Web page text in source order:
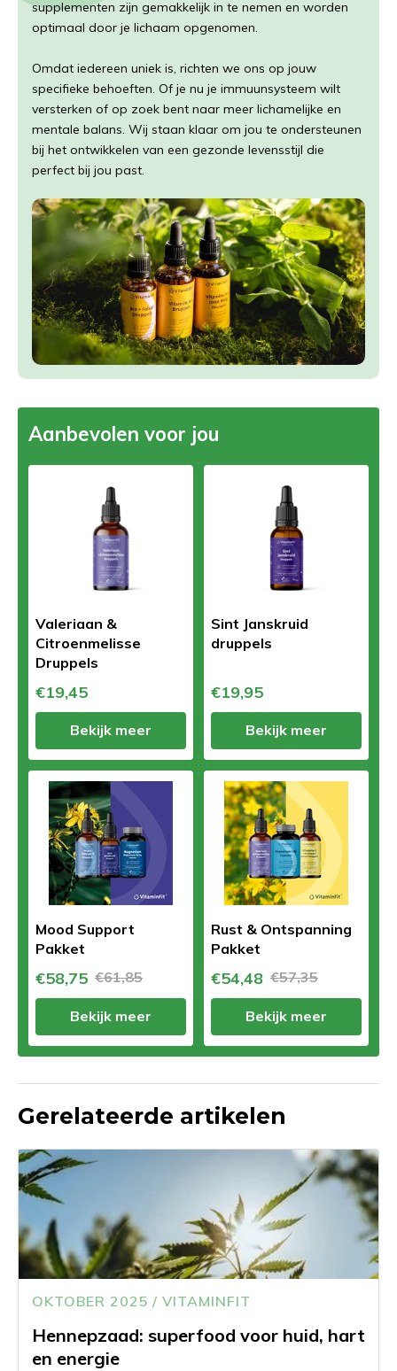
supplementen zijn gemakkelijk in te nemen en worden
optimaal door je lichaam opgenomen.
Omdat iedereen uniek is, richten we ons op jouw
specifieke behoeften. Of je nu je immuunsysteem wilt
versterken of op zoek bent naar meer lichamelijke en
mentale balans. Wij staan klaar om jou te ondersteunen
bij het ontwikkelen van een gezonde levensstijl die
perfect bij jou past.
Aanbevolen voor jou
Valeriaan &
Citroenmelisse
Druppels
€19,45
Bekijk meer
Sint Janskruid
druppels
€19,95
Bekijk meer
Mood Support
Pakket
€58,75 €61,85
Bekijk meer
Rust & Ontspanning
Pakket
€54,48 €57,35
Bekijk meer
Gerelateerde artikelen
OKTOBER 2025 / VITAMINFIT
Hennepzaad: superfood voor huid, hart
en energie